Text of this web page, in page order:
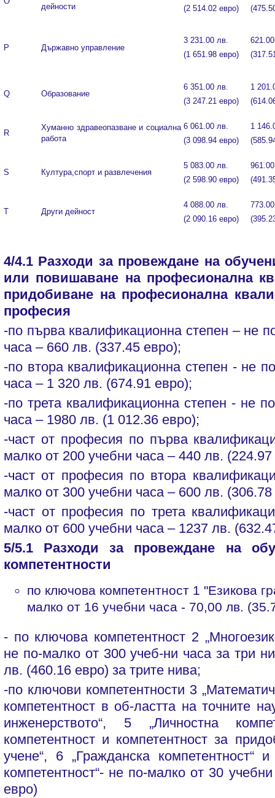
дейности
(2 514.02 евро)
P Държавно управление
3 231.00 лв.
(1 651.98 евро)
Q Образование
6 351.00 лв.
(3 247.21 евро)
1
R
Хуманно здравеопазване и социална
работа
6 061.00 лв.
(3 098.94 евро)
1
S Култура,спорт и развлечения
5 083.00 лв.
(2 598.90 евро)
T Други дейност
4 088.00 лв.
(2 090.16 евро)
4/4.1 Разходи за провеждане на
или повишаване на професионална
придобиване на професионална
професия
-по първа квалификационна степен – не
часа – 660 лв. (337.45 евро);
-по втора квалификационна степен - не
часа – 1 320 лв. (674.91 евро);
-по трета квалификационна степен - не
часа – 1980 лв. (1 012.36 евро);
-част от професия по първа
малко от 200 учебни часа – 440 лв.
-част от професия по втора
малко от 300 учебни часа – 600 лв.
-част от професия по трета
малко от 600 учебни часа – 1237 лв.
5/5.1 Разходи за провеждане на
компетентности
по ключова компетентност 1 "Езикова
малко от 16 учебни часа - 70,00 лв.
- по ключова компетентност 2
не по-малко от 300 учеб-ни часа за три
лв. (460.16 евро) за трите нива;
-по ключови компетентности 3
компетентност в об-ластта на точните
инженерството“, 5 „Личностна
компетентност и компетентност за
учене“, 6 „Гражданска компетентност“
компетентност“- не по-малко от 30
евро)